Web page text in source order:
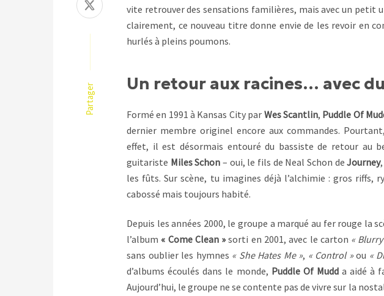
Partager
vite retrouver des sensations familières, mais avec un petit
clairement, ce nouveau titre donne envie de les revoir en
hurlés à pleins poumons.
Un retour aux racines… avec
Formé en 1991 à Kansas City par Wes Scantlin, Puddle Of
dernier membre originel encore aux commandes.
effet, il est désormais entouré du bassiste de retour au
guitariste Miles Schon – oui, le fils de Neal Schon deJourney
les fûts. Sur scène, tu imagines déjà l’alchimie : gros
cabossé mais toujours habité.
Depuis les années 2000, le groupe a marqué au fer rouge la
l’album « Come Clean »sorti en 2001, avec le carton «
sans oublier les hymnes « She Hates Me », « Control »ou «
d’albums écoulés dans le monde, Puddle Of Mudda aidé à
Aujourd’hui, le groupe ne se contente pas de vivre sur la